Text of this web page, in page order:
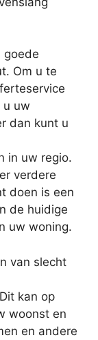
goede
Om u te
u uw
dan kunt u
in uw regio.
verdere
doen is een
de huidige
uw woning.
van slecht
kan op
woonst en
en andere